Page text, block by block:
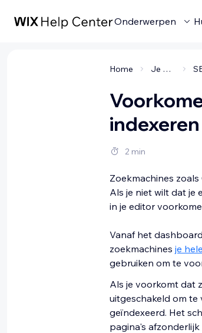
Onderwerpen
Home Je website promoten
indexeren
2 min
Zoekmachines zoals
Als je niet wilt dat je
in je editor
Vanaf het
zoekmachines je
gebruiken om te
Als je voorkomt dat
uitgeschakeld om
geïndexeerd. Het
pagina's afzonderlijk